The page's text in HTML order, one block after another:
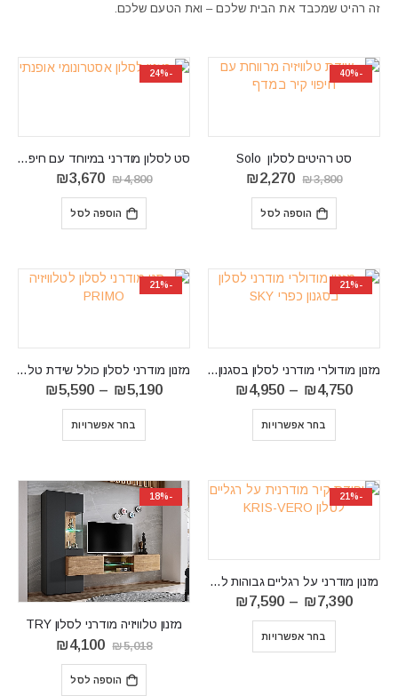
זה רהיט שמכבד את הבית שלכם – ואת הטעם שלכם.
-40%
סט רהיטים לסלון Solo
₪3,800
המחיר
היה:
₪3,800.
₪2,270
הוספה לסל
-24%
‏סט לסלון מודרני במיוחד עם חיפוי קיר XARI-L
₪4,800
המחיר
היה:
₪4,800.
₪3,670
הוספה לסל
-21%
‏מזנון מודולרי מודרני לסלון בסגנון כפרי SKY
₪4,750
–
₪4,950
בחר אפשרויות
-21%
מזנון מודרני לסלון כולל שידת טלוויזיה PRIMO
₪5,190
–
₪5,590
בחר אפשרויות
-21%
מזנון מודרני על רגליים גבוהות לסלון KRIS-VERO
₪7,390
–
₪7,590
בחר אפשרויות
-18%
מזנון טלוויזיה מודרני לסלון TRY
₪5,018
המחיר
המקורי
היה:
₪5,018.
₪4,100
הוספה לסל